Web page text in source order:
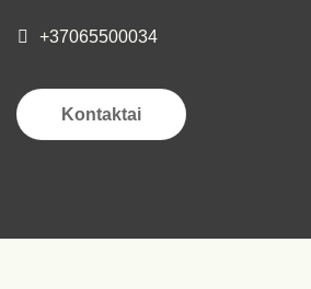
+37065500034
Kontaktai